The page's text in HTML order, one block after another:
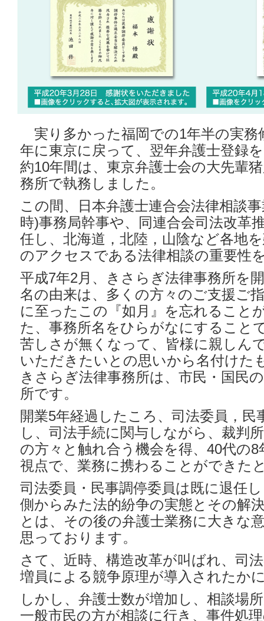
実り多かった福岡での1年半の実務
年に東京に戻って、翌年弁護士登録
約10年間は、東京弁護士会の大先輩
務所で執務しました。
この間、日本弁護士連合会法律相談
時)事務局幹事や、同連合会司法改革
任し、北海道，北陸，山陰など各地
のアクセスである法律相談の重要性
平成7年2月、きさらぎ法律事務所を
名の由来は、多くの方々のご支援ご
に至ったこの『如月』を忘れること
た、事務所名をひらがなにすること
苦しさが無くなって、皆様に親しん
いただきたいとの思いから名付けた
きさらぎ法律事務所は、市民・国民
所です。
開業5年経過したころ、司法委員，民
し、司法手続に関与しながら、裁判
の方々と触れ合う機会を得、40代の
視点で、業務に携わることができた
司法委員・民事調停委員は既に退任
側からみた法的紛争の実態とその解
とは、その後の弁護士業務に大きな
思っております。
さて、近時、構造改革が叫ばれ、司
増員による競争原理が導入されたか
しかし、弁護士数が増加し、相談場
一般市民の方が相談に行き、事件処